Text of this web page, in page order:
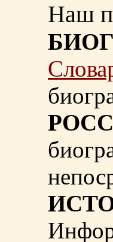
Наш